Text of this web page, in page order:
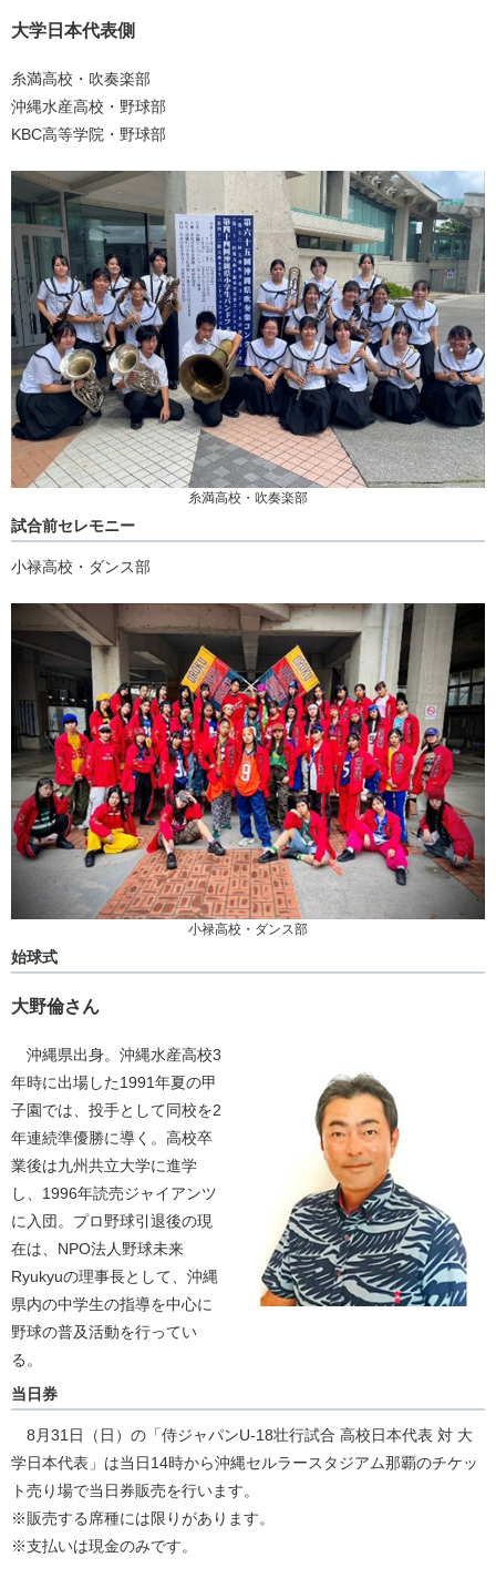
大学日本代表側
糸満高校・吹奏楽部
沖縄水産高校・野球部
KBC高等学院・野球部
糸満高校・吹奏楽部
試合前セレモニー
小禄高校・ダンス部
小禄高校・ダンス部
始球式
大野倫さん
沖縄県出身。沖縄水産高校3
年時に出場した1991年夏の甲
子園では、投手として同校を2
年連続準優勝に導く。高校卒
業後は九州共立大学に進学
し、1996年読売ジャイアンツ
に入団。プロ野球引退後の現
在は、NPO法人野球未来
Ryukyuの理事長として、沖縄
県内の中学生の指導を中心に
野球の普及活動を行ってい
る。
当日券
8月31日（日）の「侍ジャパンU-18壮行試合 高校日本代表 対 大
学日本代表」は当日14時から沖縄セルラースタジアム那覇のチケッ
ト売り場で当日券販売を行います。
※販売する席種には限りがあります。
※支払いは現金のみです。